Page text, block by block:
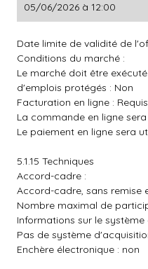
05/06/2026 à 12:00
Date limite de validité de
Conditions du marché :
Le marché doit être
d'emplois protégés : Non
Facturation en ligne :
La commande en ligne
Le paiement en ligne sera
5.1.15 Techniques
Accord-cadre :
Accord-cadre, sans remise
Nombre maximal de
Informations sur le
Pas de système
Enchère électronique : non